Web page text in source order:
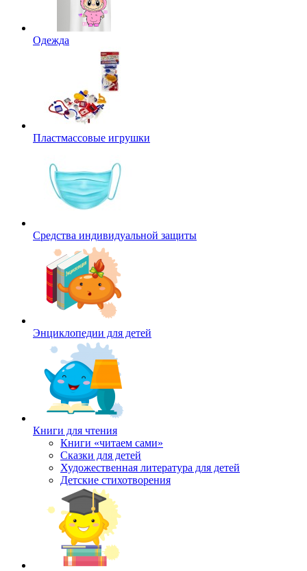
Одежда
Пластмассовые игрушки
Средства индивидуальной защиты
Энциклопедии для детей
Книги для чтения
Книги «читаем сами»
Сказки для детей
Художественная литература для детей
Детские стихотворения